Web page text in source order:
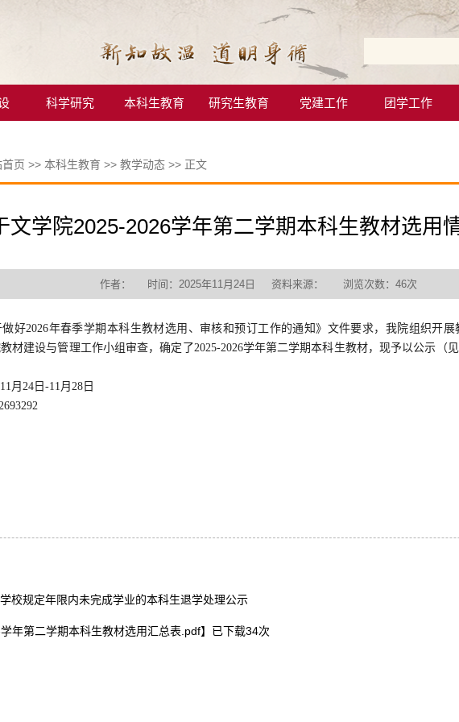
科学研究 本科生教育 研究生教育 党建工作 团学工作
首页 >> 本科生教育 >> 教学动态 >> 正文
文学院2025-2026学年第二学期本科生教材选用
作者： 时间：2025年11月24日 资料来源： 浏览次数： 46次
做好2026年春季学期本科生教材选用、审核和预订工作的通知》文件要求，我院组织开
材建设与管理工作小组审查，确定了2025-2026学年第二学期本科生教材，现予以公示 （
11月 24 日 -11月 28 日
校规定年限内未完成学业的本科生退学处理公示
年第二学期本科生教材选用汇总表.pdf】已下载34次